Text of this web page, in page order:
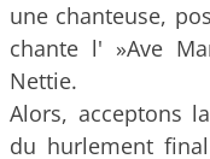
une chanteuse,
chante l' »Ave
Nettie.
Alors, acceptons
du hurlement